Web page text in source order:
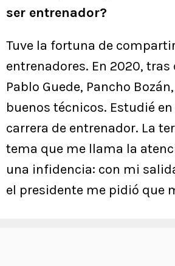
ser entrenador?
Tuve la fortuna de
entrenadores. En 2020,
Pablo Guede, Pancho
buenos técnicos. Estudié en
carrera de entrenador. La
tema que me llama la
una infidencia: con mi
el presidente me pidió que